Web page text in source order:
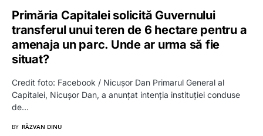
Primăria Capitalei solicită Guvernului
transferul unui teren de 6 hectare pentru a
amenaja un parc. Unde ar urma să fie
situat?
Credit foto: Facebook / Nicușor Dan Primarul General al
Capitalei, Nicușor Dan, a anunțat intenția instituției conduse
de…
BY RĂZVAN DINU